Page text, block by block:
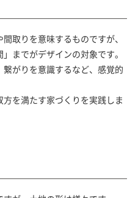
取りを意味するものですが、
までがデザインの対象です。
がりを意識するなど、感覚的
を満たす家づくりを実践しま